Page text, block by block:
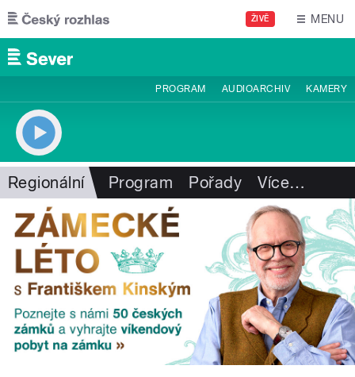
Přejít k hlavnímu obsahu
ŽIVĚ MENU
PROGRAM AUDIOARCHIV KAMERY
Regionální Program Pořady Více…